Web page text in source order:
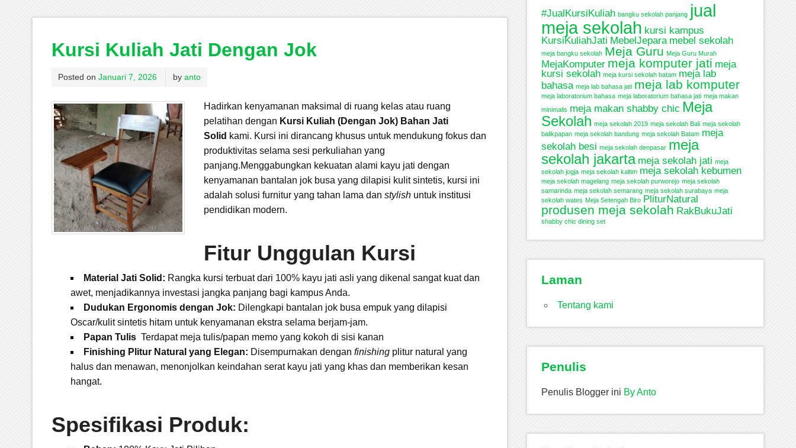
Kursi Kuliah Jati Dengan Jok
Posted on Januari 7, 2026 by anto
Hadirkan kenyamanan maksimal di ruang kelas atau ruang
pelatihan dengan Kursi Kuliah (Dengan Jok) Bahan Jati
Solid kami. Kursi ini dirancang khusus untuk mendukung fokus dan
produktivitas selama sesi perkuliahan yang
panjang.Menggabungkan kekuatan alami kayu jati dengan
kenyamanan bantalan jok busa yang dilapisi kulit sintetis, kursi ini
adalah solusi furnitur yang tahan lama dan stylishuntuk institusi
pendidikan modern.
Fitur Unggulan Kursi
Material Jati Solid: Rangka kursi terbuat dari 100% kayu jati asli yang dikenal sangat kuat dan
awet, menjadikannya investasi jangka panjang bagi kampus Anda.
Dudukan Ergonomis dengan Jok: Dilengkapi bantalan jok busa empuk yang dilapisi
Oscar/kulit sintetis hitam untuk kenyamanan ekstra selama berjam-jam.
Papan Tulis Terdapat meja tulis/papan memo yang kokoh di sisi kanan
Finishing Plitur Natural yang Elegan: Disempurnakan dengan finishingplitur natural yang
halus dan menawan, menonjolkan keindahan serat kayu jati yang khas dan memberikan kesan
hangat.
Spesifikasi Produk:
#JualKursiKuliah bangku sekolah panjang jual
meja sekolah kursi kampus
KursiKuliahJati MebelJepara mebel sekolah
meja bangku sekolah Meja Guru Meja Guru Murah
MejaKomputer meja komputer jati meja
kursi sekolah meja kursi sekolah batam meja lab
bahasa meja lab bahasa jati meja lab komputer
meja laboratorium bahasa meja laboratorium bahasa jati meja makan
minimalis meja makan shabby chic Meja
Sekolah meja sekolah 2019 meja sekolah Bali meja sekolah
balikpapan meja sekolah bandung meja sekolah Batam meja
sekolah besi meja sekolah denpasar meja
sekolah jakarta meja sekolah jati meja
sekolah jogja meja sekolah kaltim meja sekolah kebumen
meja sekolah magelang meja sekolah purworejo meja sekolah
samarinda meja sekolah semarang meja sekolah surabaya meja
sekolah wates Meja Setengah Biro PliturNatural
produsen meja sekolah RakBukuJati
shabby chic dining set
Laman
Tentang kami
Penulis
Penulis Blogger ini By Anto